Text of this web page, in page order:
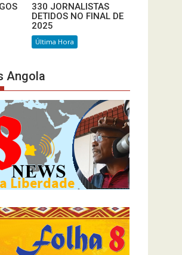
330 JORNALISTAS
DETIDOS NO FINAL DE
2025
Última Hora
Angola